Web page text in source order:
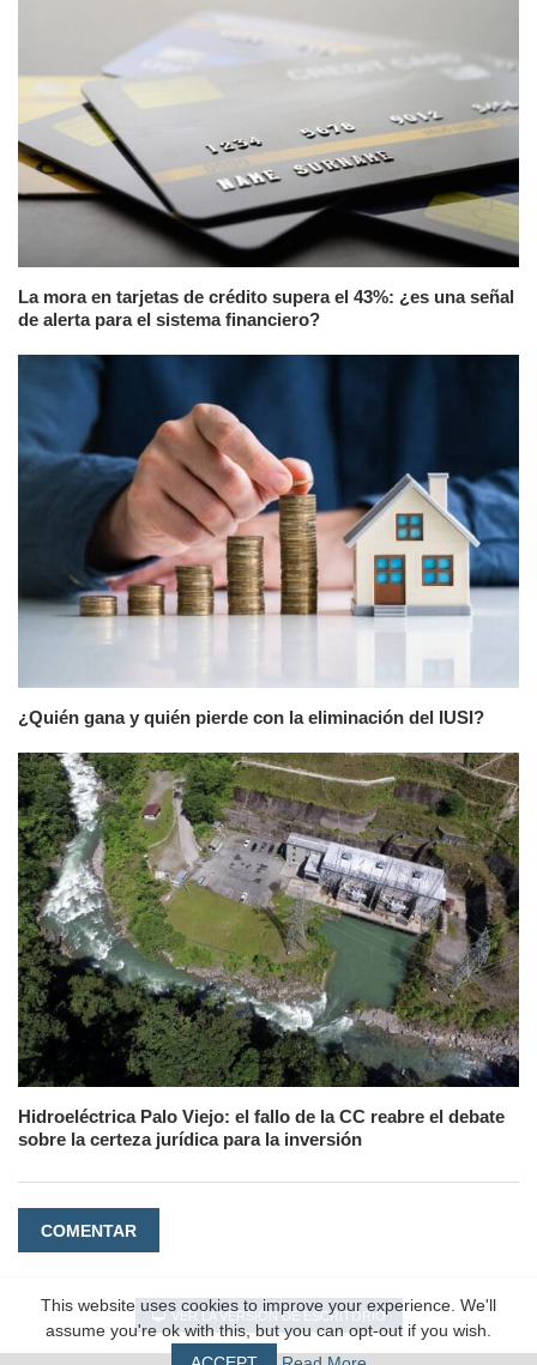
La mora en tarjetas de crédito supera el 43%: ¿es una señal
de alerta para el sistema financiero?
¿Quién gana y quién pierde con la eliminación del IUSI?
Hidroeléctrica Palo Viejo: el fallo de la CC reabre el debate
sobre la certeza jurídica para la inversión
COMENTAR
VER LA VERSIÓN DE ESCRITORIO
This website uses cookies to improve your experience. We'll
assume you're ok with this, but you can opt-out if you wish.